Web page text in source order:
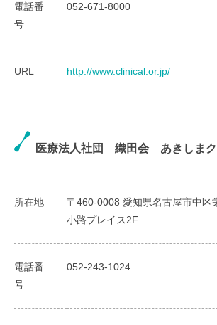
電話番
号
052-671-8000
URL http://www.clinical.or.jp/
医療法人社団 織田会 あきしまク
所在地
〒460-0008 愛知県名古屋市中
小路プレイス2F
電話番
号
052-243-1024